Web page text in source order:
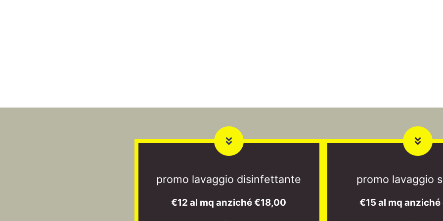
promo lavaggio disinfettante
€12 al mq anziché€18,00
promo lavaggio
€15 al mq anziché